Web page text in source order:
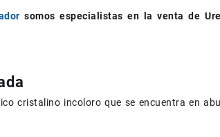
somos especialistas en la venta de
cristalino incoloro que se encuentra en